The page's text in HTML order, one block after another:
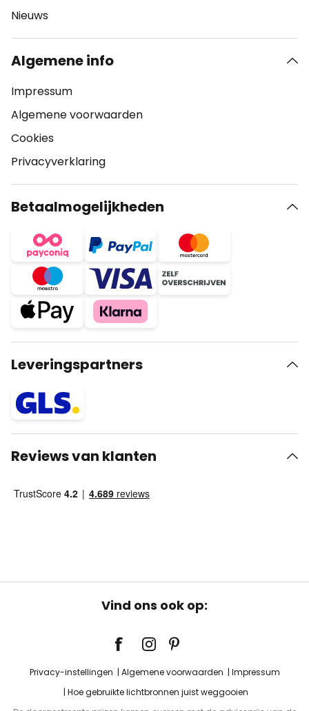
Nieuws
Algemene info
Impressum
Algemene voorwaarden
Cookies
Privacyverklaring
Betaalmogelijkheden
Leveringspartners
Reviews van klanten
Vind ons ook op:
Privacy-instellingen Algemene voorwaarden
Impressum
Hoe gebruikte lichtbronnen juist weggooien